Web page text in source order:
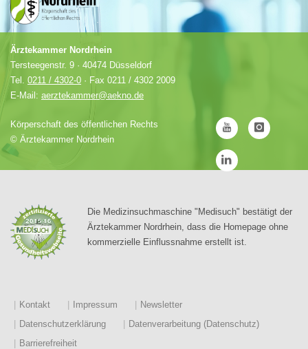
Ärztekammer Nordrhein
Tersteegenstr. 9 · 40474 Düsseldorf
Tel. 0211 / 4302-0 · Fax 0211 / 4302 2009
E-Mail: aerztekammer@aekno.de
Körperschaft des öffentlichen Rechts
© Ärztekammer Nordrhein
Die Medizinsuchmaschine "Medisuch" bestätigt der
Ärztekammer Nordrhein, dass die Homepage ohne
kommerzielle Einflussnahme erstellt ist.
Kontakt Impressum
Newsletter
Datenschutzerklärung
Datenverarbeitung (Datenschutz)
Barrierefreiheit